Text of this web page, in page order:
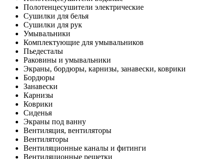
Полотенцесушители электрические
Сушилки для белья
Сушилки для рук
Умывальники
Комплектующие для умывальников
Пьедесталы
Раковины и умывальники
Экраны, бордюры, карнизы, занавески, коврики
Бордюры
Занавески
Карнизы
Коврики
Сиденья
Экраны под ванну
Вентиляция, вентиляторы
Вентиляторы
Вентиляционные каналы и фитинги
Вентиляционные решетки